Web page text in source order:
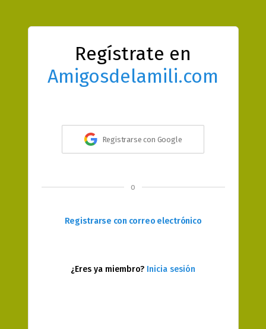
Regístrate en
Amigosdelamili.com
Registrarse con Google
o
Registrarse con correo electrónico
¿Eres ya miembro? Inicia sesión